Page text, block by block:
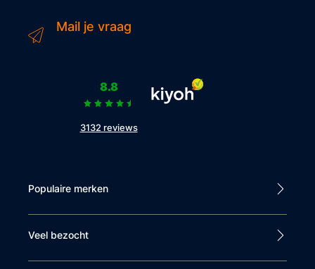
Mail je vraag
8.8
3132 reviews
Populaire merken
Veel bezocht